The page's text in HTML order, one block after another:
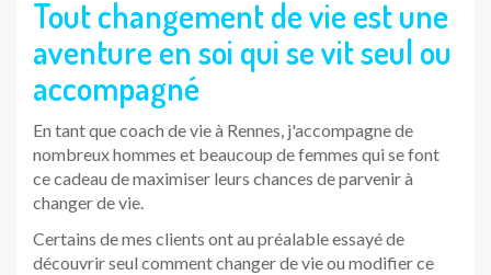
Tout changement de vie est une
aventure en soi qui se vit seul ou
accompagné
En tant que coach de vie à Rennes, j'accompagne de
nombreux hommes et beaucoup de femmes qui se font
ce cadeau de maximiser leurs chances de parvenir à
changer de vie.
Certains de mes clients ont au préalable essayé de
découvrir seul comment changer de vie ou modifier ce